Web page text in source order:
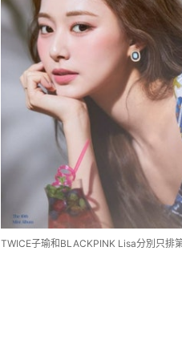
TWICE子瑜和BLACKPINK Lisa分別只排